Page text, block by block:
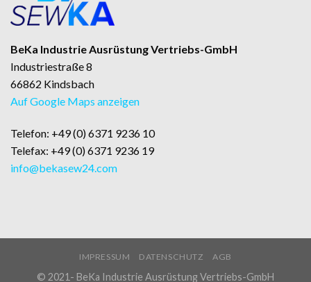
BeKa Industrie Ausrüstung Vertriebs-GmbH
Industriestraße 8
66862 Kindsbach
Auf Google Maps anzeigen
Telefon: +49 (0) 6371 9236 10
Telefax: +49 (0) 6371 9236 19
info@bekasew24.com
IMPRESSUM DATENSCHUTZ AGB
© 2021- BeKa Industrie Ausrüstung Vertriebs-GmbH